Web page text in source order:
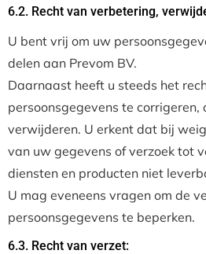
6.2. Recht van verbetering,
U bent vrij om uw
delen aan Prevom BV.
Daarnaast heeft u steeds het
persoonsgegevens te corrigeren,
verwijderen. U erkent dat bij
van uw gegevens of verzoek tot
diensten en producten niet
U mag eveneens vragen om de
persoonsgegevens te beperken.
6.3. Recht van verzet: